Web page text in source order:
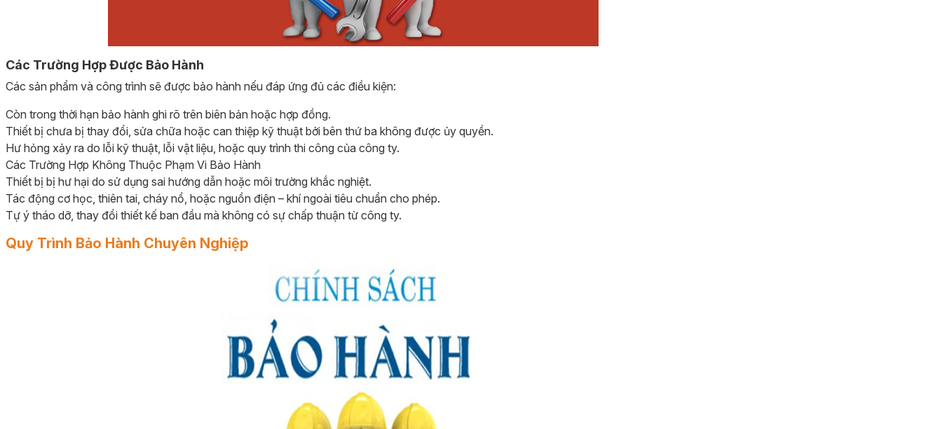
Các Trường Hợp Được Bảo Hành
Các sản phẩm và công trình sẽ được bảo hành nếu đáp ứng đủ các điều kiện:
Còn trong thời hạn bảo hành ghi rõ trên biên bản hoặc hợp đồng.
Thiết bị chưa bị thay đổi, sửa chữa hoặc can thiệp kỹ thuật bởi bên thứ ba không được ủy quyền.
Hư hỏng xảy ra do lỗi kỹ thuật, lỗi vật liệu, hoặc quy trình thi công của công ty.
Các Trường Hợp Không Thuộc Phạm Vi Bảo Hành
Thiết bị bị hư hại do sử dụng sai hướng dẫn hoặc môi trường khắc nghiệt.
Tác động cơ học, thiên tai, cháy nổ, hoặc nguồn điện – khí ngoài tiêu chuẩn cho phép.
Tự ý tháo dỡ, thay đổi thiết kế ban đầu mà không có sự chấp thuận từ công ty.
Quy Trình Bảo Hành Chuyên Nghiệp